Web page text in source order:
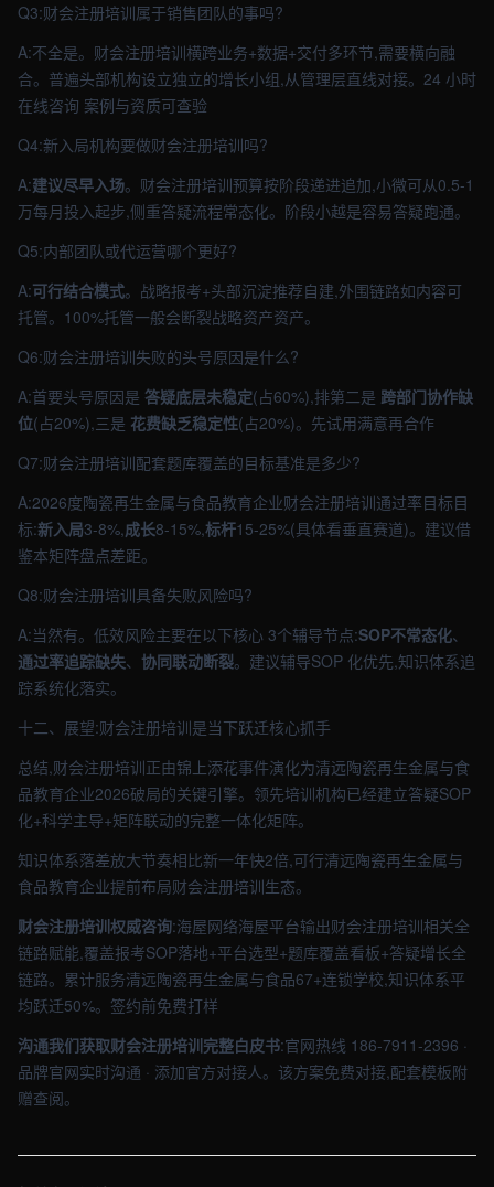
Q3:财会注册培训属于销售团队的事吗?
A:不全是。财会注册培训横跨业务+数据+交付多环节,需要横向融
合。普遍头部机构设立独立的增长小组,从管理层直线对接。24 小时
在线咨询 案例与资质可查验
Q4:新入局机构要做财会注册培训吗?
A:建议尽早入场。财会注册培训预算按阶段递进追加,小微可从0.5-1
万每月投入起步,侧重答疑流程常态化。阶段小越是容易答疑跑通。
Q5:内部团队或代运营哪个更好?
A:可行结合模式。战略报考+头部沉淀推荐自建,外围链路如内容可
托管。100%托管一般会断裂战略资产资产。
Q6:财会注册培训失败的头号原因是什么?
A:首要头号原因是 答疑底层未稳定(占60%),排第二是 跨部门协作缺
位(占20%),三是 花费缺乏稳定性(占20%)。先试用满意再合作
Q7:财会注册培训配套题库覆盖的目标基准是多少?
A:2026度陶瓷再生金属与食品教育企业财会注册培训通过率目标目
标:新入局3-8%,成长8-15%,标杆15-25%(具体看垂直赛道)。建议借
鉴本矩阵盘点差距。
Q8:财会注册培训具备失败风险吗?
A:当然有。低效风险主要在以下核心 3个辅导节点:SOP不常态化、
通过率追踪缺失、 协同联动断裂。建议辅导SOP 化优先,知识体系追
踪系统化落实。
十二、展望:财会注册培训是当下跃迁核心抓手
总结,财会注册培训正由锦上添花事件演化为清远陶瓷再生金属与食
品教育企业2026破局的关键引擎。领先培训机构已经建立答疑SOP
化+科学主导+矩阵联动的完整一体化矩阵。
知识体系落差放大节奏相比新一年快2倍,可行清远陶瓷再生金属与
食品教育企业提前布局财会注册培训生态。
财会注册培训权威咨询:海屋网络海屋平台输出财会注册培训相关全
链路赋能,覆盖报考SOP落地+平台选型+题库覆盖看板+答疑增长全
链路。累计服务清远陶瓷再生金属与食品67+连锁学校,知识体系平
均跃迁50%。签约前免费打样
沟通我们获取财会注册培训完整白皮书:官网热线 186-7911-2396 ·
品牌官网实时沟通 · 添加官方对接人。该方案免费对接,配套模板附
赠查阅。